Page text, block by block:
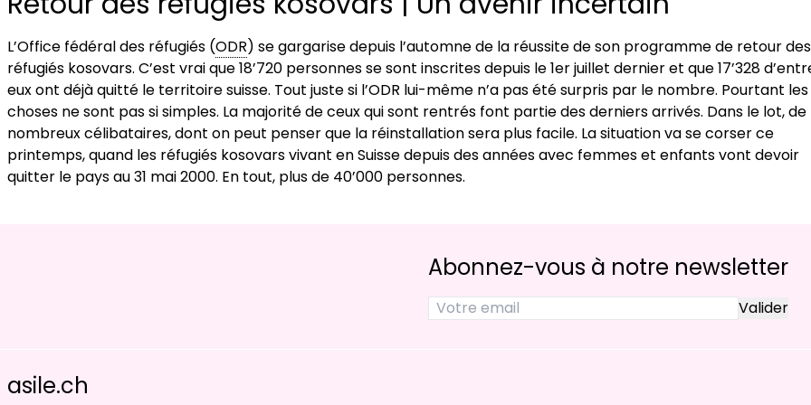
L’Office fédéral des réfugiés (ODR) se gargarise depuis l’automne de la réussite de son programme de retour des
réfugiés kosovars. C’est vrai que 18’720 personnes se sont inscrites depuis le 1er juillet dernier et que 17’328
eux ont déjà quitté le territoire suisse. Tout juste si l’ODR lui-même n’a pas été surpris par le nombre. Pourtant les
choses ne sont pas si simples. La majorité de ceux qui sont rentrés font partie des derniers arrivés. Dans le lot, de
nombreux célibataires, dont on peut penser que la réinstallation sera plus facile. La situation va se corser ce
printemps, quand les réfugiés kosovars vivant en Suisse depuis des années avec femmes et enfants vont devoir
quitter le pays au 31 mai 2000. En tout, plus de 40’000 personnes.
Abonnez-vous à notre newsletter
asile.ch